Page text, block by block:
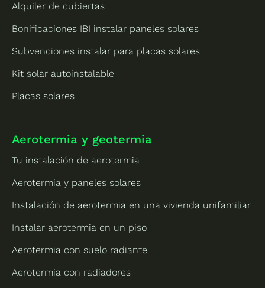
Alquiler de cubiertas
Bonificaciones IBI instalar paneles solares
Subvenciones instalar para placas solares
Kit solar autoinstalable
Placas solares
Aerotermia y geotermia
Tu instalación de aerotermia
Aerotermia y paneles solares
Instalación de aerotermia en una vivienda unifamiliar
Instalar aerotermia en un piso
Aerotermia con suelo radiante
Aerotermia con radiadores